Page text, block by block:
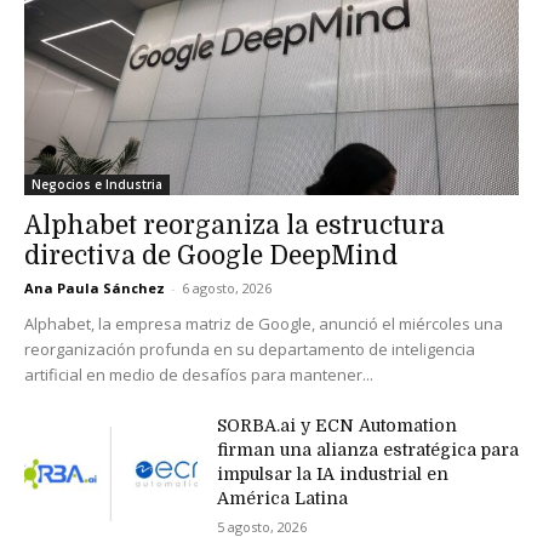
Negocios e Industria
Alphabet reorganiza la estructura
directiva de Google DeepMind
Ana Paula Sánchez - 6 agosto, 2026
Alphabet, la empresa matriz de Google, anunció el miércoles una
reorganización profunda en su departamento de inteligencia
artificial en medio de desafíos para mantener...
SORBA.ai y ECN Automation
firman una alianza estratégica para
impulsar la IA industrial en
América Latina
5 agosto, 2026